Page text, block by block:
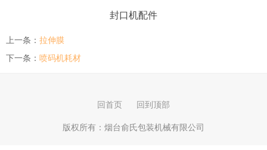
封口机配件
上一条： 拉伸膜
下一条： 喷码机耗材
回首页 回到顶部
版权所有： 烟台俞氏包装机械有限公司